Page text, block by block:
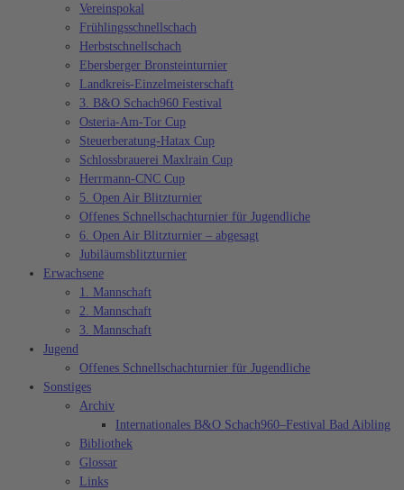
Vereinspokal
Frühlingsschnellschach
Herbstschnellschach
Ebersberger Bronsteinturnier
Landkreis-Einzelmeisterschaft
3. B&O Schach960 Festival
Osteria-Am-Tor Cup
Steuerberatung-Hatax Cup
Schlossbrauerei Maxlrain Cup
Herrmann-CNC Cup
5. Open Air Blitzturnier
Offenes Schnellschachturnier für Jugendliche
6. Open Air Blitzturnier – abgesagt
Jubiläumsblitzturnier
Erwachsene
1. Mannschaft
2. Mannschaft
3. Mannschaft
Jugend
Offenes Schnellschachturnier für Jugendliche
Sonstiges
Archiv
Internationales B&O Schach960–Festival Bad Aibling
Bibliothek
Glossar
Links